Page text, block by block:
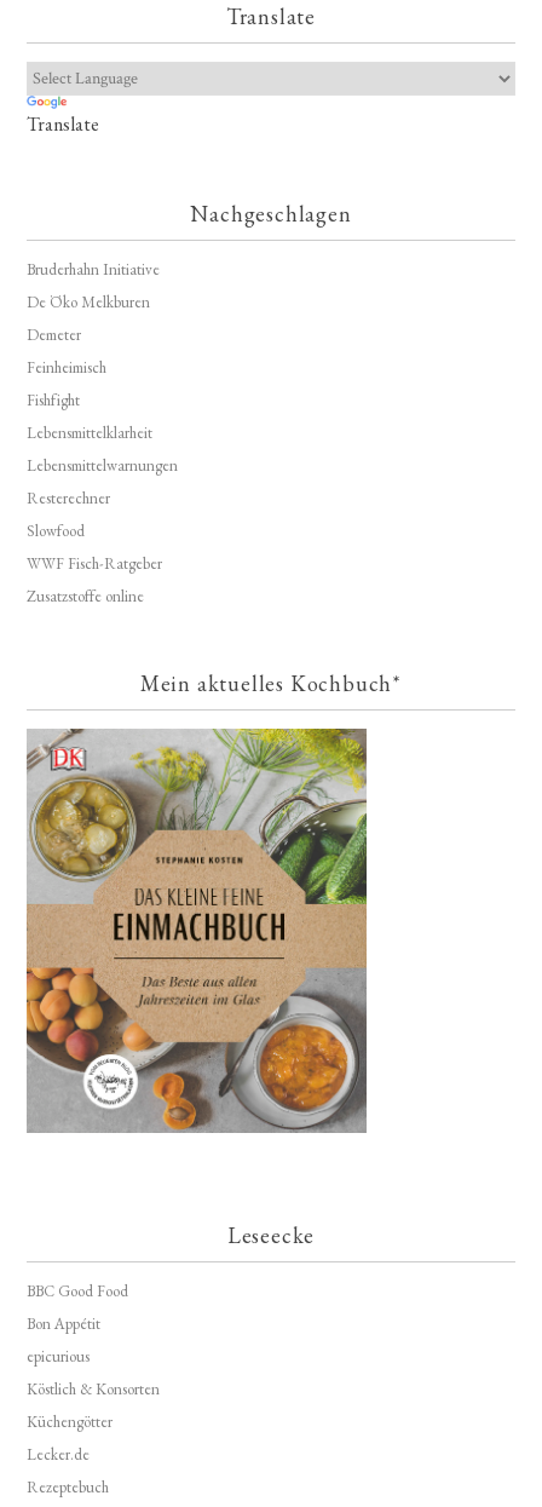
Translate
Translate
Nachgeschlagen
Bruderhahn Initiative
De Öko Melkburen
Demeter
Feinheimisch
Fishfight
Lebensmittelklarheit
Lebensmittelwarnungen
Resterechner
Slowfood
WWF Fisch-Ratgeber
Zusatzstoffe online
Mein aktuelles Kochbuch*
Leseecke
BBC Good Food
Bon Appétit
epicurious
Köstlich & Konsorten
Küchengötter
Lecker.de
Rezeptebuch